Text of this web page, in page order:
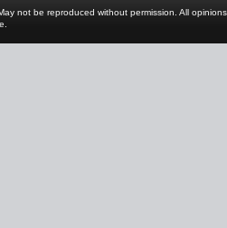
not be reproduced without permission. All